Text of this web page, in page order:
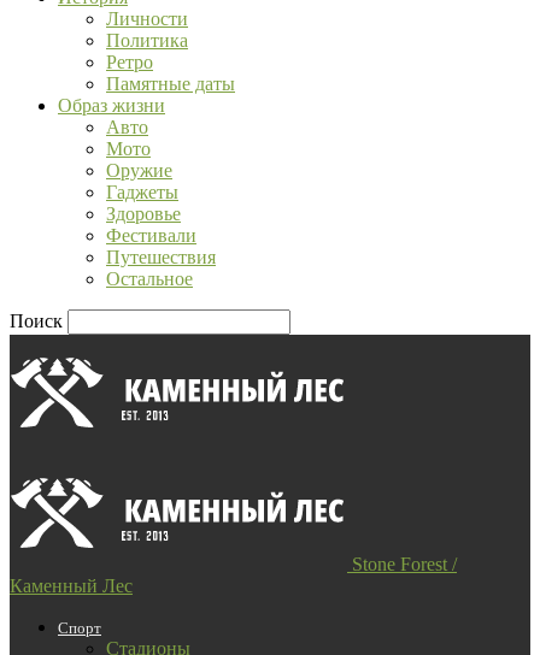
Личности
Политика
Ретро
Памятные даты
Образ жизни
Авто
Мото
Оружие
Гаджеты
Здоровье
Фестивали
Путешествия
Остальное
Поиск
Stone Forest /
Каменный Лес
Спорт
Стадионы